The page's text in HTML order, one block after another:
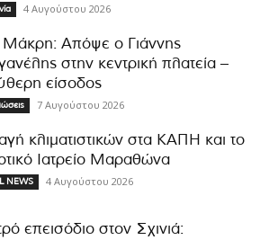
4 Αυγούστου 2026
Μάκρη: Απόψε ο Γιάννης
στην κεντρική πλατεία –
είσοδος
7 Αυγούστου 2026
κλιματιστικών στα ΚΑΠΗ και το
Ιατρείο Μαραθώνα
NEWS 4 Αυγούστου 2026
επεισόδιο στον Σχινιά: